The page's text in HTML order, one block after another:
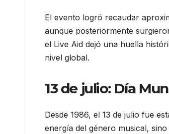
El evento logró recaudar
aunque posteriormente
el Live Aid dejó una huella
nivel global.
13 de julio: Día
Desde 1986, el 13 de julio fue
energía del género musical,